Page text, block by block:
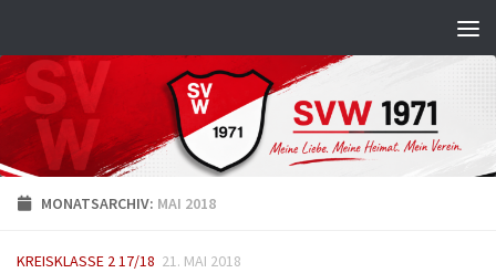
MONATSARCHIV: MAI 2018
KREISKLASSE 2 17/18 21. MAI 2018